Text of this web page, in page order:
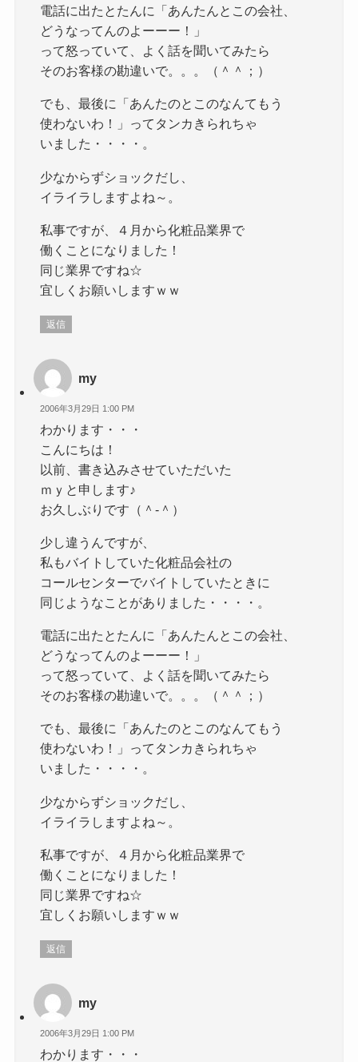
電話に出たとたんに「あんたんとこの会社、
どうなってんのよーーー！」
って怒っていて、よく話を聞いてみたら
そのお客様の勘違いで。。。（＾＾；）
でも、最後に「あんたのとこのなんてもう
使わないわ！」ってタンカきられちゃ
いました・・・・。
少なからずショックだし、
イライラしますよね～。
私事ですが、４月から化粧品業界で
働くことになりました！
同じ業界ですね☆
宜しくお願いしますｗｗ
返信
my
2006年3月29日 1:00 PM
わかります・・・
こんにちは！
以前、書き込みさせていただいた
ｍｙと申します♪
お久しぶりです（＾-＾）
少し違うんですが、
私もバイトしていた化粧品会社の
コールセンターでバイトしていたときに
同じようなことがありました・・・・。
電話に出たとたんに「あんたんとこの会社、
どうなってんのよーーー！」
って怒っていて、よく話を聞いてみたら
そのお客様の勘違いで。。。（＾＾；）
でも、最後に「あんたのとこのなんてもう
使わないわ！」ってタンカきられちゃ
いました・・・・。
少なからずショックだし、
イライラしますよね～。
私事ですが、４月から化粧品業界で
働くことになりました！
同じ業界ですね☆
宜しくお願いしますｗｗ
返信
my
2006年3月29日 1:00 PM
わかります・・・